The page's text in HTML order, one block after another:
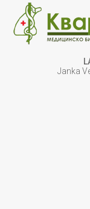
Janka